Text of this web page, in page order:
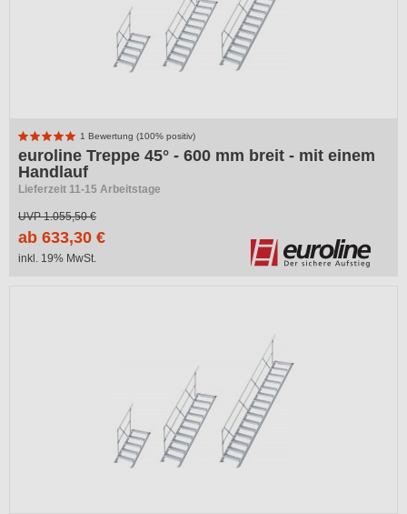
1 Bewertung (100% positiv)
euroline Treppe 45° - 600 mm breit - mit einem
Handlauf
Lieferzeit 11-15 Arbeitstage
UVP1.055,50 €
ab 633,30 €
inkl. 19% MwSt.